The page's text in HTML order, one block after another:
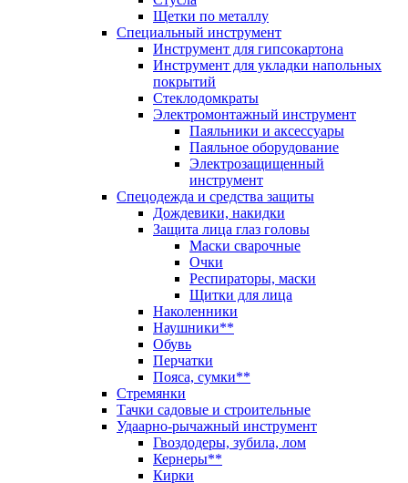
Щетки по металлу
Специальный инструмент
Инструмент для гипсокартона
Инструмент для укладки напольных
покрытий
Стеклодомкраты
Электромонтажный инструмент
Паяльники и аксессуары
Паяльное оборудование
Электрозащищенный
инструмент
Спецодежда и средства защиты
Дождевики, накидки
Защита лица глаз головы
Маски сварочные
Очки
Респираторы, маски
Щитки для лица
Наколенники
Наушники**
Обувь
Перчатки
Пояса, сумки**
Стремянки
Тачки садовые и строительные
Удаарно-рычажный инструмент
Гвоздодеры, зубила, лом
Кернеры**
Кирки